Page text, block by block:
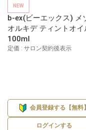
NEW
b-ex(ビーエックス) メ
オルキデ ティントオイ
100ml
定価 : サロン契約後表示
会員登録する【無料】
ログインする